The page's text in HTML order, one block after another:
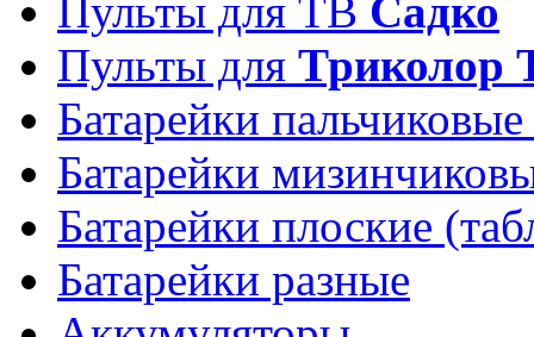
Пульты для ТВ Садко
Пульты для Триколор
Батарейки
Батарейки
Батарейки плоские
Батарейки разные